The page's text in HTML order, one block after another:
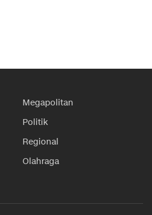
Megapolitan
Politik
Regional
Olahraga